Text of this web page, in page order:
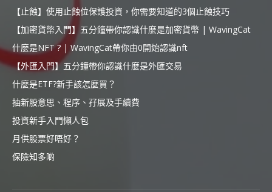
【止蝕】使用止蝕位保護投資，你需要知道的3個止蝕技巧
【加密貨幣入門】五分鐘帶你認識什麼是加密貨幣 | WavingCat
什麼是NFT ? | WavingCat帶你由0開始認識nft
【外匯入門】五分鐘帶你認識什麼是外匯交易
什麼是ETF?新手該怎麼買？
抽新股意思、程序、孖展及手續費
投資新手入門懶人包
月供股票好唔好？
保險知多啲